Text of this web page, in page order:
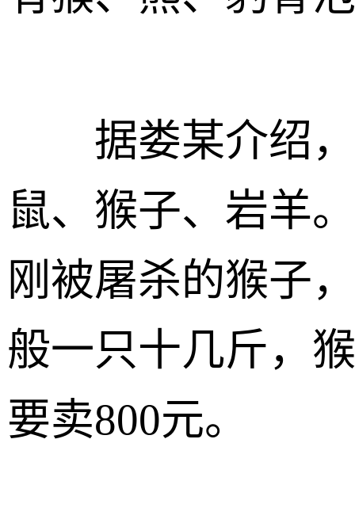
据娄某介绍，
鼠、猴子、岩羊
刚被屠杀的猴子
般一只十几斤，
要卖800元。